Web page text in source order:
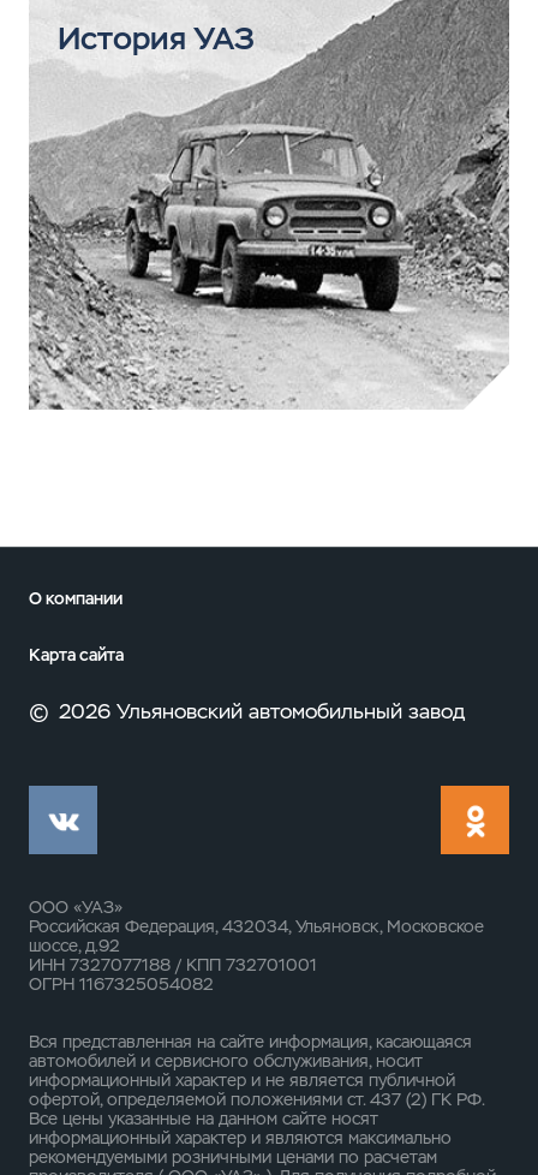
История УАЗ
О компании
Карта сайта
© 2026 Ульяновский автомобильный завод
ООО «УАЗ»
Российская Федерация, 432034, Ульяновск, Московское
шоссе, д.92
ИНН 7327077188 / КПП 732701001
ОГРН 1167325054082
Вся представленная на сайте информация, касающаяся
автомобилей и сервисного обслуживания, носит
информационный характер и не является публичной
офертой, определяемой положениями ст. 437 (2) ГК РФ.
Все цены указанные на данном сайте носят
информационный характер и являются максимально
рекомендуемыми розничными ценами по расчетам